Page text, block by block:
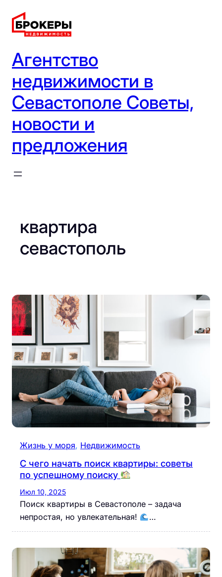
Перейти
содержимому
Агентство
недвижимости в
Севастополе Советы,
новости и
предложения
квартира
севастополь
Жизнь у моря, Недвижимость
С чего начать поиск квартиры: советы
по успешному поиску
Июл 10, 2025
Поиск квартиры в Севастополе – задача
непростая, но увлекательная!
…